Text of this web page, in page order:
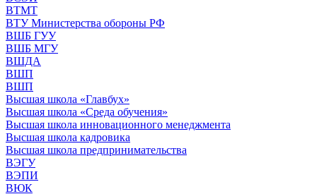
ВТМТ
ВТУ Министерства обороны РФ
ВШБ ГУУ
ВШБ МГУ
ВШДА
ВШП
ВШП
Высшая школа «Главбух»
Высшая школа «Среда обучения»
Высшая школа инновационного менеджмента
Высшая школа кадровика
Высшая школа предпринимательства
ВЭГУ
ВЭПИ
ВЮК